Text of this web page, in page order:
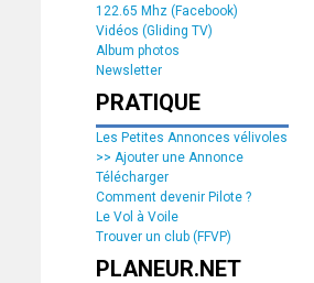
122.65 Mhz (Facebook)
Vidéos (Gliding TV)
Album photos
Newsletter
PRATIQUE
Les Petites Annonces vélivoles
>> Ajouter une Annonce
Télécharger
Comment devenir Pilote ?
Le Vol à Voile
Trouver un club (FFVP)
PLANEUR.NET